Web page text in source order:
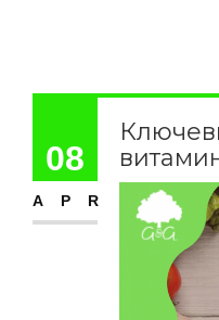
08
APR